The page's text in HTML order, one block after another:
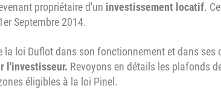
propriétaire d'un investissement locatif.
Septembre 2014.
la loi Duflot dans son fonctionnement et dans
l'investisseur. Revoyons en détails les plafonds
éligibles à la loi Pinel.